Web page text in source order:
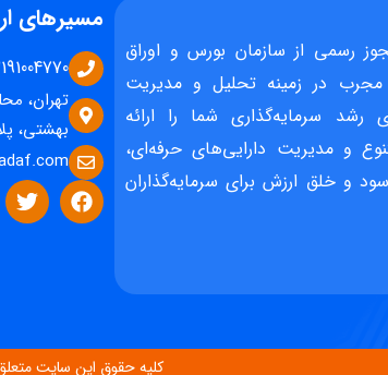
رسمی از سازمان بورس و اوراق
در زمینه تحلیل و مدیریت
رشد سرمایه‌گذاری شما را ارائه
و مدیریت دارایی‌های حرفه‌ای،
و خلق ارزش برای سرمایه‌گذاران
مسیرهای
تهران،
بهشتی، پلاک ۵۰۸ طبقه اول کد پستی
کلیه حقوق این سایت